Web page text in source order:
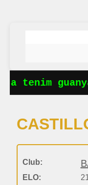
tenim
Club:
ELO: